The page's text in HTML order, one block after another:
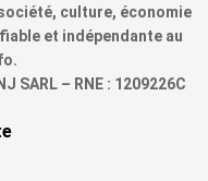
culture, économie
et indépendante au
SARL – RNE : 1209226C